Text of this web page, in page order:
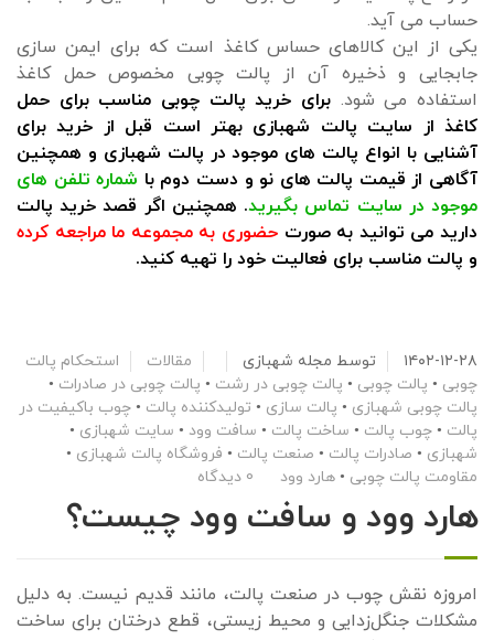
حساب می آید.
یکی از این کالاهای حساس کاغذ است که برای ایمن سازی
جابجایی و ذخیره آن از پالت چوبی مخصوص حمل کاغذ
استفاده می شود. برای خرید پالت چوبی مناسب برای حمل
کاغذ از سایت پالت شهبازی بهتر است قبل از خرید برای
آشنایی با انواع پالت های موجود در پالت شهبازی و همچنین
آگاهی از قیمت پالت های نو و دست دوم با شماره تلفن های
موجود در سایت تماس بگیرید. همچنین اگر قصد خرید پالت
دارید می توانید به صورت حضوری به مجموعه ما مراجعه کرده
و پالت مناسب برای فعالیت خود را تهیه کنید.
۱۴۰۲-۱۲-۲۸ توسط مجله شهبازی مقالات
استحکام پالت
چوبی • پالت چوبی • پالت چوبی در رشت • پالت چوبی در صادرات •
پالت چوبی شهبازی • پالت سازی • تولیدکننده پالت • چوب باکیفیت در
پالت • چوب پالت • ساخت پالت • سافت وود • سایت شهبازی •
شهبازی • صادرات پالت • صنعت پالت • فروشگاه پالت شهبازی •
مقاومت پالت چوبی • هارد وود 0 دیدگاه
هارد وود و سافت وود چیست؟
امروزه نقش چوب در صنعت پالت، مانند قدیم نیست. به دلیل
مشکلات جنگل‌زدایی و محیط زیستی، قطع درختان برای ساخت